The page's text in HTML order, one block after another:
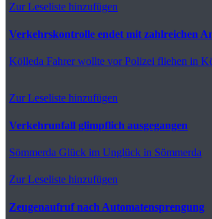
Zur Leseliste hinzufügen
Verkehrskontrolle endet mit zahlreichen
Kölleda Fahrer wollte vor Polizei fliehen in
Zur Leseliste hinzufügen
Verkehrunfall glimpflich ausgegangen
Sömmerda Glück im Unglück in Sömmerda
Zur Leseliste hinzufügen
Zeugenaufruf nach Automatensprengung